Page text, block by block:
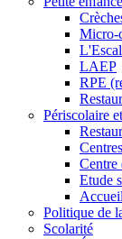
Micro-
LAEP
RPE
Périscolaire
Centre
Etude
Politique de
Scolarité